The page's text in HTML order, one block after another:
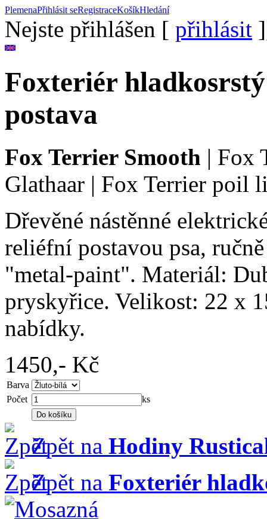
PlemenaPřihlásit seRegistraceKošíkHledání
Nejste přihlášen [ přihlásit
Foxteriér
postava
Fox Terrier Smooth | Fox
Glathaar | Fox Terrier poil
Dřevěné nástěnné
reliéfní postavou psa,
"metal-paint". Materiál:
pryskyřice. Velikost: 22 x
nabídky.
1450,- Kč
Barva
Počet
ks
Zpět na Hodiny
Zpět na Foxteriér